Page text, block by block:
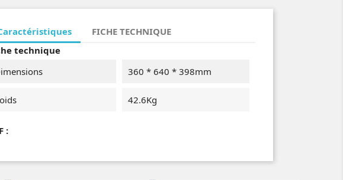
FICHE TECHNIQUE
technique
360 * 640 * 398mm
42.6Kg
: